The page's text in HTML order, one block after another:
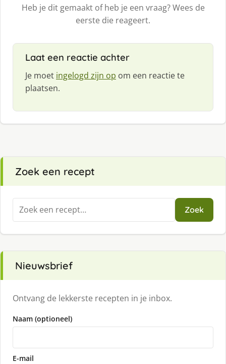
Heb je dit gemaakt of heb je een vraag? Wees de
eerste die reageert.
Laat een reactie achter
Je moet ingelogd zijn op om een reactie te
plaatsen.
Zoek een recept
Zoeken
naar:
Zoek
Nieuwsbrief
Ontvang de lekkerste recepten in je inbox.
Naam (optioneel)
E-mail